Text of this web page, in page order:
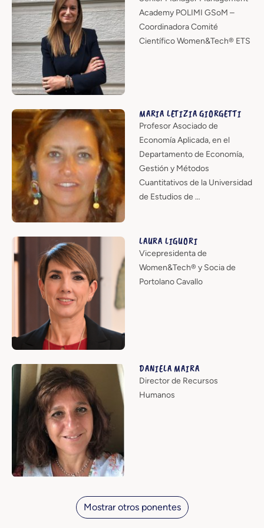
Academy POLIMI GSoM –
Coordinadora Comité
Científico Women&Tech® ETS
MARIA LETIZIA GIORGETTI
Profesor Asociado de
Economía Aplicada, en el
Departamento de Economía,
Gestión y Métodos
Cuantitativos de la Universidad
de Estudios de …
LAURA LIGUORI
Vicepresidenta de
Women&Tech® y Socia de
Portolano Cavallo
DANIELA MAIRA
Director de Recursos
Humanos
Mostrar otros ponentes